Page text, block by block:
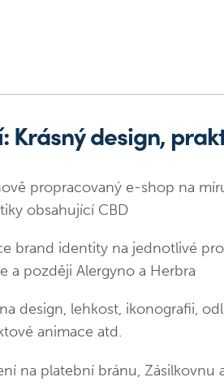
Krásný design,
propracovaný e-shop na
obsahující CBD
brand identity na jednotlivé
a později Alergyno a Herbra
design, lehkost, ikonografii,
animace atd.
na platební bránu, Zásilkovnu